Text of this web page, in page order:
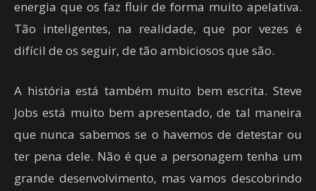
energia que os faz fluir de forma muito apelativa.
Tão inteligentes, na realidade, que por vezes é
difícil de os seguir, de tão ambiciosos que são.
A história está também muito bem escrita. Steve
Jobs está muito bem apresentado, de tal maneira
que nunca sabemos se o havemos de detestar ou
ter pena dele. Não é que a personagem tenha um
grande desenvolvimento, mas vamos descobrindo